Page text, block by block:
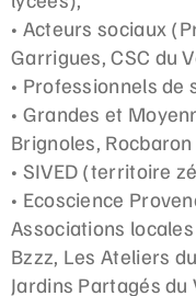
• Acteurs sociaux
Garrigues, CSC du
• Professionnels de
• Grandes et
Brignoles,
• SIVED (territoire
• Ecoscience
Associations
Bzzz, Les Ateliers
Jardins Partagés du